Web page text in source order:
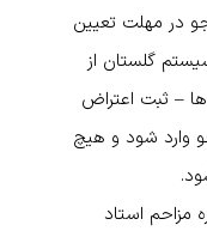
در مهلت تعیین
گلستان از
– ثبت اعتراض
وارد شود و هیچ
مزاحم استاد